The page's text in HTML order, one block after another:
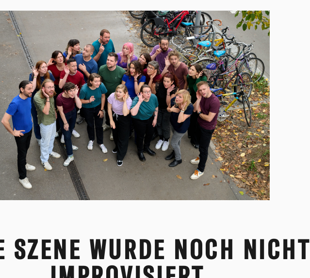
SZENE WURDE NOCH NICHT